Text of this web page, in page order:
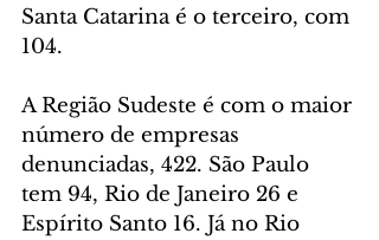
Santa Catarina é o terceiro, com
104.
A Região Sudeste é com o maior
número de empresas
denunciadas, 422. São Paulo
tem 94, Rio de Janeiro 26 e
Espírito Santo 16. Já no Rio